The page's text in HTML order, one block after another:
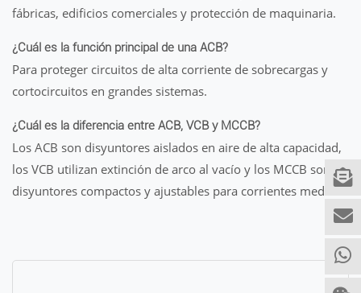
fábricas, edificios comerciales y protección de maquinaria.
¿Cuál es la función principal de una ACB?
Para proteger circuitos de alta corriente de sobrecargas y
cortocircuitos en grandes sistemas.
¿Cuál es la diferencia entre ACB, VCB y MCCB?
Los ACB son disyuntores aislados en aire de alta capacidad,
los VCB utilizan extinción de arco al vacío y los MCCB son
disyuntores compactos y ajustables para corrientes medias.